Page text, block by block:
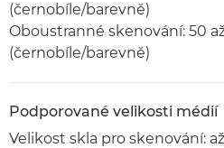
(černobíle/barevně)
Oboustranné skenování: 50
(černobíle/barevně)
Podporované velikosti médií
Velikost skla pro skenování: